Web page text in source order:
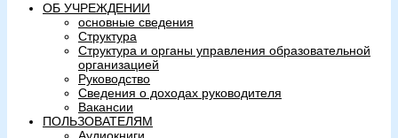
ОБ УЧРЕЖДЕНИИ
основные сведения
Структура
Структура и органы управления образовательной
организацией
Руководство
Сведения о доходах руководителя
Вакансии
ПОЛЬЗОВАТЕЛЯМ